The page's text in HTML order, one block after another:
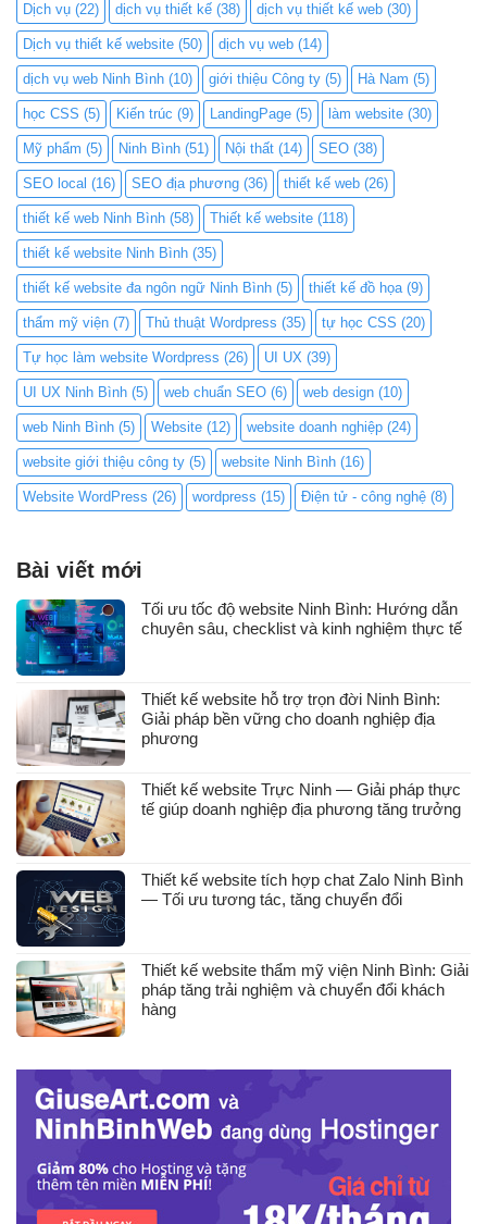
Dịch vụ (22) dịch vụ thiết kế (38) dịch vụ thiết kế web (30)
Dịch vụ thiết kế website (50) dịch vụ web (14)
dịch vụ web Ninh Bình (10) giới thiệu Công ty (5) Hà Nam (5)
học CSS (5) Kiến trúc (9) LandingPage (5) làm website (30)
Mỹ phẩm (5) Ninh Bình (51) Nội thất (14) SEO (38)
SEO local (16) SEO địa phương (36) thiết kế web (26)
thiết kế web Ninh Bình (58) Thiết kế website (118)
thiết kế website Ninh Bình (35)
thiết kế website đa ngôn ngữ Ninh Bình (5) thiết kế đồ họa(9)
thẩm mỹ viện (7) Thủ thuật Wordpress (35) tự học CSS (20)
Tự học làm website Wordpress (26) UI UX (39)
UI UX Ninh Bình (5) web chuẩn SEO (6) web design (10)
web Ninh Bình (5) Website (12) website doanh nghiệp (24)
website giới thiệu công ty (5) website Ninh Bình (16)
Website WordPress (26) wordpress (15) Điện tử - công nghệ (8)
Bài viết mới
Tối ưu tốc độ website Ninh Bình: Hướng dẫn
chuyên sâu, checklist và kinh nghiệm thực tế
Thiết kế website hỗ trợ trọn đời Ninh Bình:
Giải pháp bền vững cho doanh nghiệp địa
phương
Thiết kế website Trực Ninh — Giải pháp thực
tế giúp doanh nghiệp địa phương tăng trưởng
Thiết kế website tích hợp chat Zalo Ninh Bình
— Tối ưu tương tác, tăng chuyển đổi
Thiết kế website thẩm mỹ viện Ninh Bình: Giải
pháp tăng trải nghiệm và chuyển đổi khách
hàng